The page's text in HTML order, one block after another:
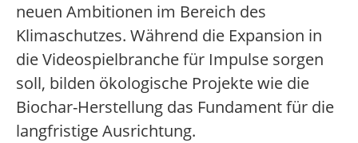
neuen Ambitionen im Bereich des
Klimaschutzes. Während die Expansion in
die Videospielbranche für Impulse sorgen
soll, bilden ökologische Projekte wie die
Biochar-Herstellung das Fundament für die
langfristige Ausrichtung.